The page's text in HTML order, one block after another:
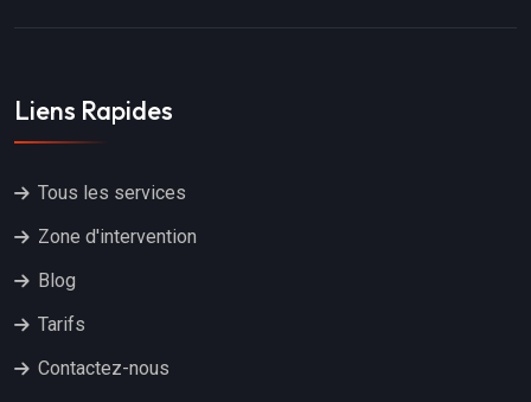
Liens Rapides
Tous les services
Zone d'intervention
Blog
Tarifs
Contactez-nous